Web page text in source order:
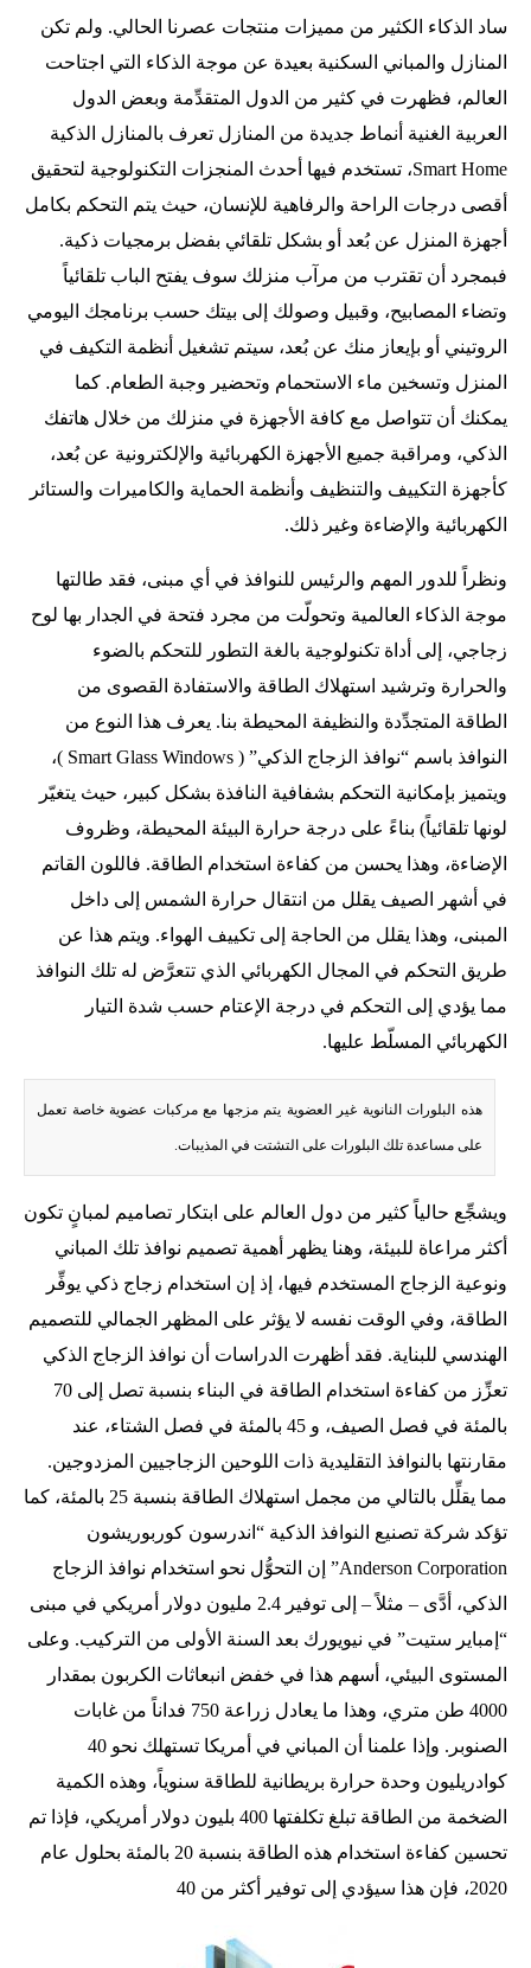
ساد الذكاء الكثير من مميزات منتجات عصرنا الحالي. ولم تكن
المنازل والمباني السكنية بعيدة عن موجة الذكاء التي اجتاحت
العالم، فظهرت في كثير من الدول المتقدِّمة وبعض الدول
العربية الغنية أنماط جديدة من المنازل تعرف بالمنازل الذكية
Smart Home، تستخدم فيها أحدث المنجزات التكنولوجية لتحقيق
أقصى درجات الراحة والرفاهية للإنسان، حيث يتم التحكم بكامل
أجهزة المنزل عن بُعد أو بشكل تلقائي بفضل برمجيات ذكية.
فبمجرد أن تقترب من مرآب منزلك سوف يفتح الباب تلقائياً
وتضاء المصابيح، وقبيل وصولك إلى بيتك حسب برنامجك اليومي
الروتيني أو بإيعاز منك عن بُعد، سيتم تشغيل أنظمة التكيف في
المنزل وتسخين ماء الاستحمام وتحضير وجبة الطعام. كما
يمكنك أن تتواصل مع كافة الأجهزة في منزلك من خلال هاتفك
الذكي، ومراقبة جميع الأجهزة الكهربائية والإلكترونية عن بُعد،
كأجهزة التكييف والتنظيف وأنظمة الحماية والكاميرات والستائر
الكهربائية والإضاءة وغير ذلك.
ونظراً للدور المهم والرئيس للنوافذ في أي مبنى، فقد طالتها
موجة الذكاء العالمية وتحولّت من مجرد فتحة في الجدار بها لوح
زجاجي، إلى أداة تكنولوجية بالغة التطور للتحكم بالضوء
والحرارة وترشيد استهلاك الطاقة والاستفادة القصوى من
الطاقة المتجدِّدة والنظيفة المحيطة بنا. يعرف هذا النوع من
النوافذ باسم “نوافذ الزجاج الذكي” ( Smart Glass Windows )،
ويتميز بإمكانية التحكم بشفافية النافذة بشكل كبير، حيث يتغيّر
لونها تلقائياً) بناءً على درجة حرارة البيئة المحيطة، وظروف
الإضاءة، وهذا يحسن من كفاءة استخدام الطاقة. فاللون القاتم
في أشهر الصيف يقلل من انتقال حرارة الشمس إلى داخل
المبنى، وهذا يقلل من الحاجة إلى تكييف الهواء. ويتم هذا عن
طريق التحكم في المجال الكهربائي الذي تتعرَّض له تلك النوافذ
مما يؤدي إلى التحكم في درجة الإعتام حسب شدة التيار
الكهربائي المسلّط عليها.
هذه البلورات النانوية غير العضوية يتم مزجها مع مركبات عضوية خاصة تعمل
على مساعدة تلك البلورات على التشتت في المذيبات.
ويشجِّع حالياً كثير من دول العالم على ابتكار تصاميم لمبانٍ تكون
أكثر مراعاة للبيئة، وهنا يظهر أهمية تصميم نوافذ تلك المباني
ونوعية الزجاج المستخدم فيها، إذ إن استخدام زجاج ذكي يوفِّر
الطاقة، وفي الوقت نفسه لا يؤثر على المظهر الجمالي للتصميم
الهندسي للبناية. فقد أظهرت الدراسات أن نوافذ الزجاج الذكي
تعزِّز من كفاءة استخدام الطاقة في البناء بنسبة تصل إلى 70
بالمئة في فصل الصيف، و 45 بالمئة في فصل الشتاء، عند
مقارنتها بالنوافذ التقليدية ذات اللوحين الزجاجيين المزدوجين.
مما يقلِّل بالتالي من مجمل استهلاك الطاقة بنسبة 25 بالمئة، كما
تؤكد شركة تصنيع النوافذ الذكية “اندرسون كوربوريشون
Anderson Corporation” إن التحوُّل نحو استخدام نوافذ الزجاج
الذكي، أدَّى – مثلاً – إلى توفير 2.4 مليون دولار أمريكي في مبنى
“إمباير ستيت” في نيويورك بعد السنة الأولى من التركيب. وعلى
المستوى البيئي، أسهم هذا في خفض انبعاثات الكربون بمقدار
4000 طن متري، وهذا ما يعادل زراعة 750 فداناً من غابات
الصنوبر. وإذا علمنا أن المباني في أمريكا تستهلك نحو 40
كوادريليون وحدة حرارة بريطانية للطاقة سنوياً، وهذه الكمية
الضخمة من الطاقة تبلغ تكلفتها 400 بليون دولار أمريكي، فإذا تم
تحسين كفاءة استخدام هذه الطاقة بنسبة 20 بالمئة بحلول عام
2020، فإن هذا سيؤدي إلى توفير أكثر من 40